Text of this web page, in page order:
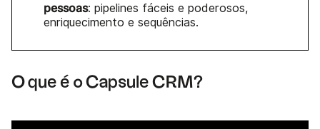
pessoas: pipelines fáceis e poderosos,
enriquecimento e sequências.
O que é o Capsule CRM?